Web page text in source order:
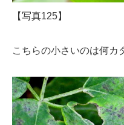
【写真125】
こちらの小さいのは何カ